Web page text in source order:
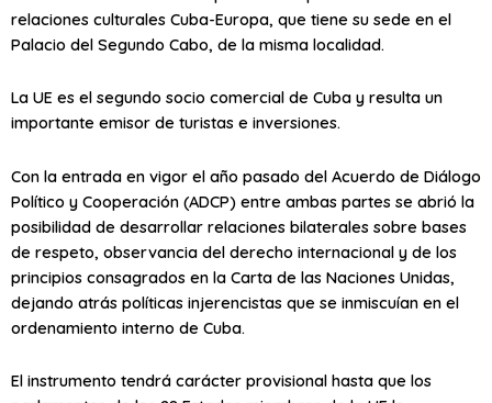
relaciones culturales Cuba-Europa, que tiene su sede en el
Palacio del Segundo Cabo, de la misma localidad.
La UE es el segundo socio comercial de Cuba y resulta un
importante emisor de turistas e inversiones.
Con la entrada en vigor el año pasado del Acuerdo de Diálogo
Político y Cooperación (ADCP) entre ambas partes se abrió la
posibilidad de desarrollar relaciones bilaterales sobre bases
de respeto, observancia del derecho internacional y de los
principios consagrados en la Carta de las Naciones Unidas,
dejando atrás políticas injerencistas que se inmiscuían en el
ordenamiento interno de Cuba.
El instrumento tendrá carácter provisional hasta que los